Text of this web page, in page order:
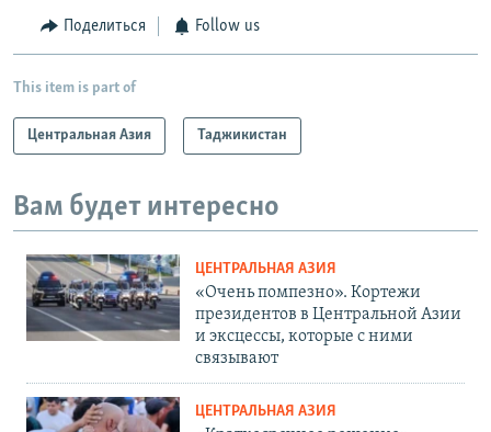
Поделиться Follow us
This item is part of
Центральная Азия Таджикистан
Вам будет интересно
ЦЕНТРАЛЬНАЯ АЗИЯ
«Очень помпезно». Кортежи
президентов в Центральной Азии
и эксцессы, которые с ними
связывают
ЦЕНТРАЛЬНАЯ АЗИЯ